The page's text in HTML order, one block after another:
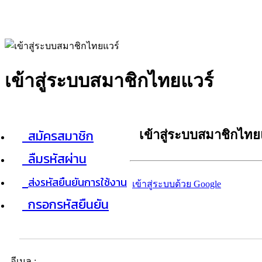
เข้าสู่ระบบสมาชิกไทยแวร์
สมัครสมาชิก
ลืมรหัสผ่าน
ส่งรหัสยืนยันการใช้งาน
กรอกรหัสยืนยัน
เข้าสู่ระบบสมาชิกไท
เข้าสู่ระบบด้วย Google